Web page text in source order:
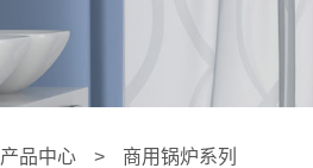
产品中心 商用锅炉系列